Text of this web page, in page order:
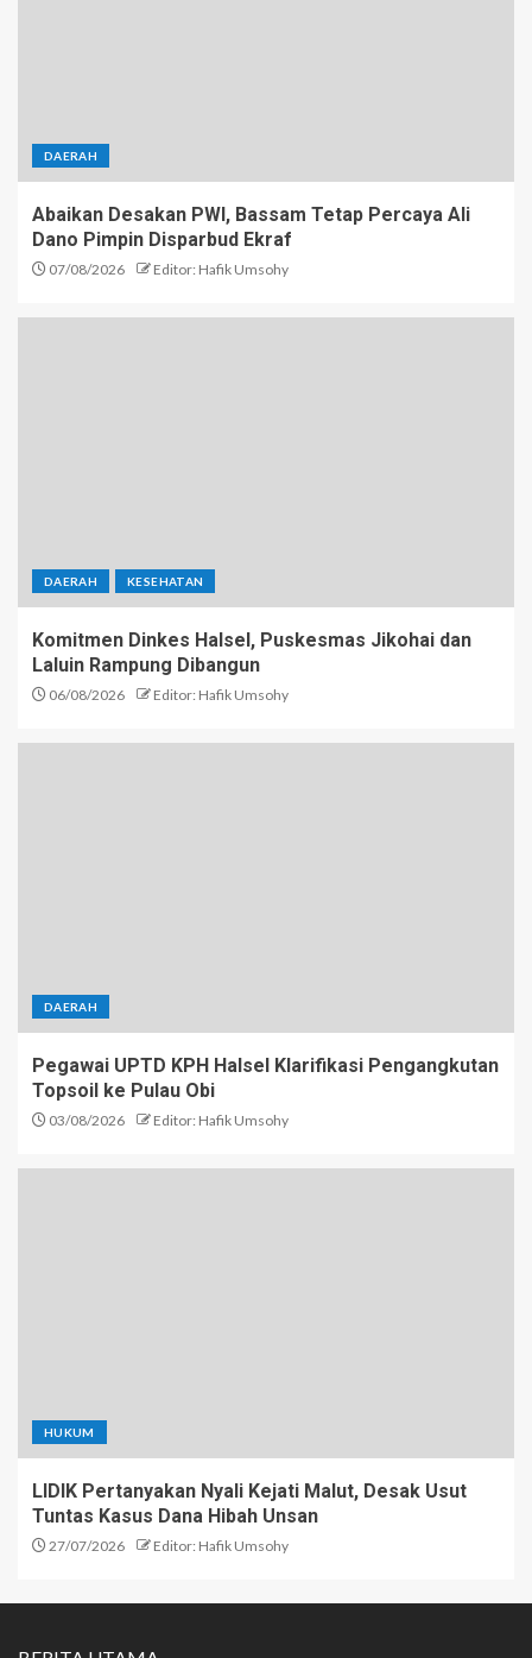
DAERAH
Abaikan Desakan PWI, Bassam Tetap Percaya Ali
Dano Pimpin Disparbud Ekraf
07/08/2026 Editor: Hafik Umsohy
DAERAH KESEHATAN
Komitmen Dinkes Halsel, Puskesmas Jikohai dan
Laluin Rampung Dibangun
06/08/2026 Editor: Hafik Umsohy
DAERAH
Pegawai UPTD KPH Halsel Klarifikasi Pengangkutan
Topsoil ke Pulau Obi
03/08/2026 Editor: Hafik Umsohy
HUKUM
LIDIK Pertanyakan Nyali Kejati Malut, Desak Usut
Tuntas Kasus Dana Hibah Unsan
27/07/2026 Editor: Hafik Umsohy